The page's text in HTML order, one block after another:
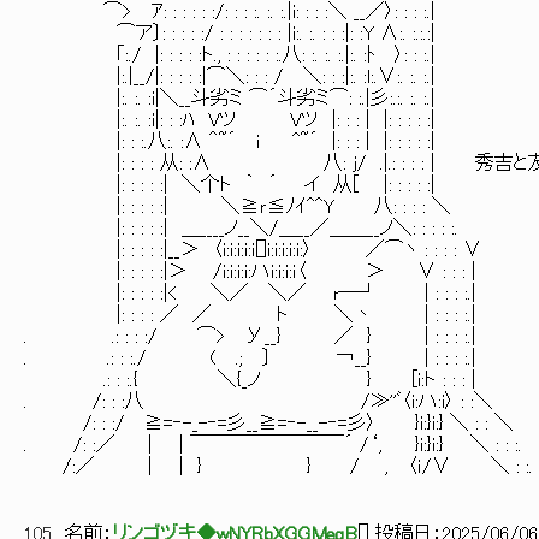
⌒> ｱ: : : : : :/: : : :. :. :.|i: : : :＼ __／〉: : : :.|
⌒ア〕: : : : :/ : : : : : : : |i:. :. : : :|: :Y ∧:. :.:.:|
｢:./ |: : : : :ト., : : : : : :.八: :. :. :.|:. :ﾄ 〉: : :.|
|:.|__/|: : : : :|⌒＼: : : / ＼: : :|:. :l:.∨:. :. :.|
|:. :. :i|＼__斗劣ミ ⌒´斗劣ミ⌒: :.|彡:.:. :. :.|
|:. :. :i|: : :ﾊ Vツ Vツ |: : : | |: : : : :|
|: : :.八:. :∧ ＾~´ i ^~´ |: : : | |: : : : :|
|: : : : 从: :∧ 八: j/ .|.: : : : | 秀吉と友達
|: : : : :| ＼个ト ｀ ´ イ 从[ |: : : : :|
|: : : : :| ＼≧ｒ≦ﾉｲ^^Y 八: : : : ＼
|: : : : :| ＿____ノ__＼/＿__／＿＿__ノ＼: : : : :.
|: : : : :|__＞ 〈i:i:i:i:i[]i:i:i:i:i:〉 ／⌒ヽ : : : : ∨
|: : : : :|＞ /i:i:i:i:ハi:i:i:ｉ〈 ＞ ∨ : : : |
|: : : : :|< ＼／ ＼／ r―┘ | : : : :.|
|: : : : ／ ／ ト ＼丶 | : : : :.|
. .: : : :/ ⌒> У__} ／ } | : : : :.|
. .: : :./ ( .; 〕 ￢__} | : : : :.|
.: : :.{ ＼{_ノ } [i:ト : : : |
. /: : :八 /≫''ﾞ〈i:ハ:i〉 : :＼
/: : :/ ≧=‐-_-‐=彡__≧=‐-__-‐=彡〉 }i:}i:} ＼ : : ＼
. /: :／ | | ￣￣￣￣￣￣￣￣´ /‘, }i:}i:} ＼ : : :.
/:／ | | } } / , 〈ｉ/∨ ＼ : :.
105 名前： リンゴヅキ◆wNYRbXGGMeqB ] 投稿日： 2025/06/